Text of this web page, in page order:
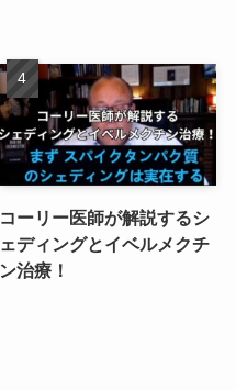
コーリー医師が解説するシ
ェディングとイベルメクチ
ン治療！